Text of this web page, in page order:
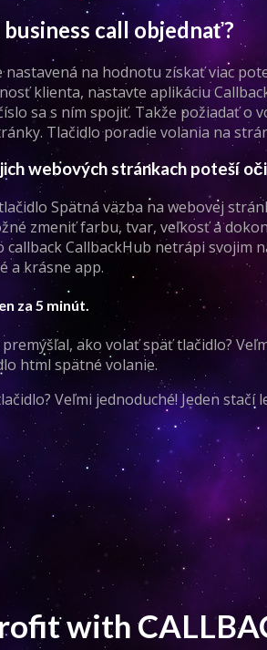
call objednať?
na hodnotu získať viac
klienta, nastavte aplikáciu
sa s ním spojiť. Takže požiadať o
Tlačidlo poradie volania na
webových stránkach poteší
Spätná väzba na webovej
zmeniť farbu, tvar, veľkosť a
CallbackHub netrápi
a krásne app.
za 5 minút.
ako volať späť tlačidlo?
html spätné volanie.
Veľmi jednoduché! Jeden
with